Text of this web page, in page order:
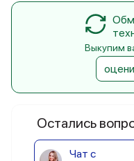
Остались
Чат с
Выкупим